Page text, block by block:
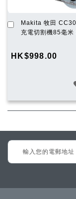
Makita 牧田
充電切割機85毫米
HK$998.00
加
入
車
Sign
Up